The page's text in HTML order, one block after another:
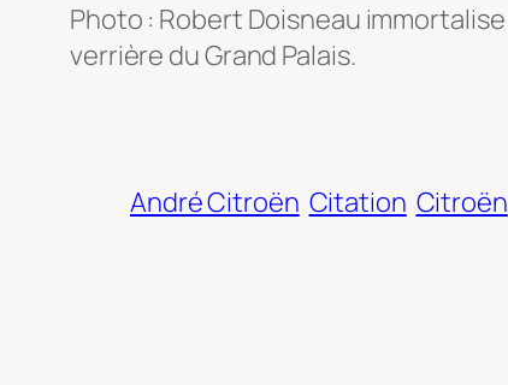
Photo : Robert Doisneau
verrière du Grand Palais.
André Citroën Citation Citroën